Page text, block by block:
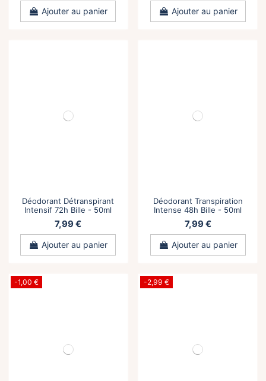
Ajouter au panier Ajouter au panier
Déodorant Détranspirant
Intensif 72h Bille - 50ml
7,99 €
Ajouter au panier
Déodorant Transpiration
Intense 48h Bille - 50ml
7,99 €
Ajouter au panier
-1,00 € -2,99 €